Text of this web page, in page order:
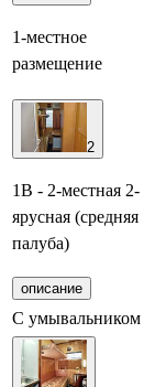
1-местное
размещение
2
1В - 2-местная 2-
ярусная (средняя
палуба)
описание
С умывальником